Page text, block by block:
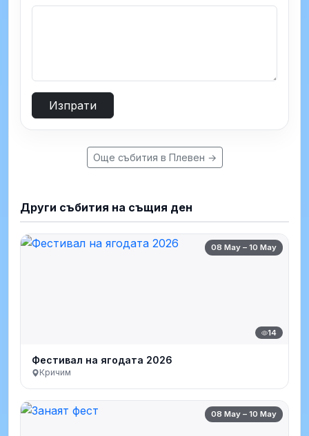
Изпрати
Още събития в Плевен →
Други събития на същия ден
08 May – 10 May
14
Фестивал на ягодата 2026
Кричим
08 May – 10 May